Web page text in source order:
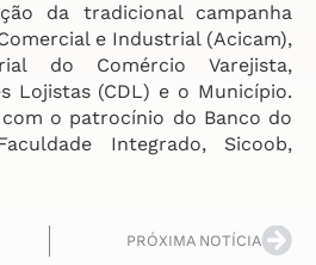
da tradicional campanha
e Industrial (Acicam),
do Comércio Varejista,
Lojistas (CDL) e o Município.
o patrocínio do Banco do
Integrado, Sicoob,
PRÓXIMA NOTÍCIA